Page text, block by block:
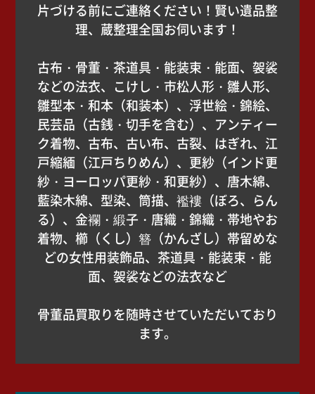
片づける前にご連絡ください！賢い遺品整
理、蔵整理全国お伺います！
古布・骨董・茶道具・能装束・能面、袈裟
などの法衣、こけし・市松人形・雛人形、
雛型本・和本（和装本）、浮世絵・錦絵、
民芸品（古銭・切手を含む）、アンティー
ク着物、古布、古い布、古裂、はぎれ、江
戸縮緬（江戸ちりめん）、更紗（インド更
紗・ヨーロッパ更紗・和更紗）、唐木綿、
藍染木綿、型染、筒描、襤褸（ぼろ、らん
る）、金襴・緞子・唐織・錦織・帯地やお
着物、櫛（くし）簪（かんざし）帯留めな
どの女性用装飾品、茶道具・能装束・能
面、袈裟などの法衣など
骨董品買取りを随時させていただいており
ます。